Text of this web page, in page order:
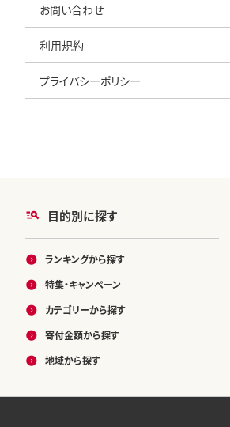
お問い合わせ
利用規約
プライバシーポリシー
目的別に探す
ランキングから探す
特集・キャンペーン
カテゴリーから探す
寄付金額から探す
地域から探す